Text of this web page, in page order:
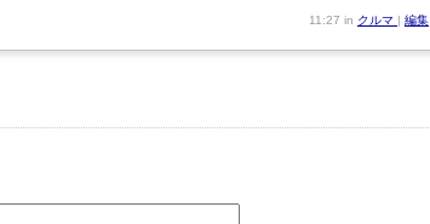
11:27 in クルマ | 編集